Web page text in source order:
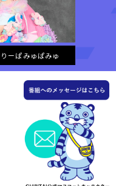
ーぱみゅぱみゅ